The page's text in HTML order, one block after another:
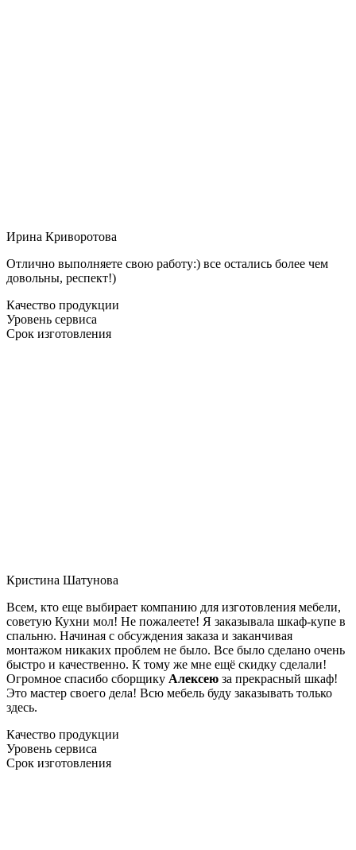
Ирина Криворотова
Отлично выполняете свою работу:) все остались более чем
довольны, респект!)
Качество продукции
Уровень сервиса
Срок изготовления
Кристина Шатунова
Всем, кто еще выбирает компанию для изготовления мебели,
советую Кухни мол! Не пожалеете! Я заказывала шкаф-купе в
спальню. Начиная с обсуждения заказа и заканчивая
монтажом никаких проблем не было. Все было сделано очень
быстро и качественно. К тому же мне ещё скидку сделали!
Огромное спасибо сборщику Алексею за прекрасный шкаф!
Это мастер своего дела! Всю мебель буду заказывать только
здесь.
Качество продукции
Уровень сервиса
Срок изготовления